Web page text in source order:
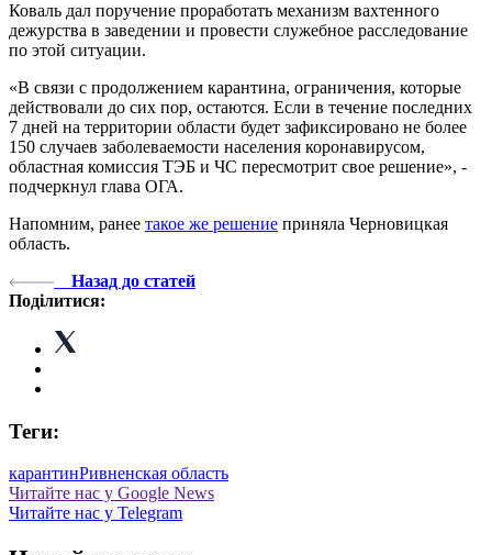
Коваль дал поручение проработать механизм вахтенного
дежурства в заведении и провести служебное расследование
по этой ситуации.
«В связи с продолжением карантина, ограничения, которые
действовали до сих пор, остаются. Если в течение последних
7 дней на территории области будет зафиксировано не более
150 случаев заболеваемости населения коронавирусом,
областная комиссия ТЭБ и ЧС пересмотрит свое решение», -
подчеркнул глава ОГА.
Напомним, ранее такое же решение приняла Черновицкая
область.
Назад до статей
Поділитися:
Теги:
карантинРивненская область
Читайте нас у Google News
Читайте нас у Telegram